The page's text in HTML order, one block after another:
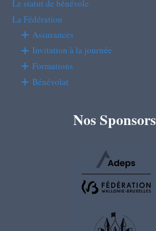
Le statut de bénévole
La Fédération
Assurances
Invitation à la journée
Formations
Bénévolat
Nos Sponsors